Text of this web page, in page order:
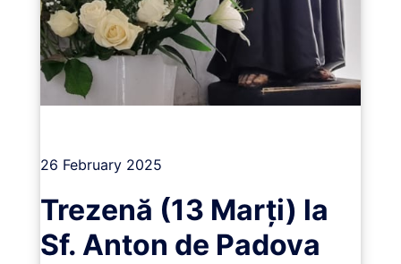
26 February 2025
Trezenă (13 Marți) la
Sf. Anton de Padova